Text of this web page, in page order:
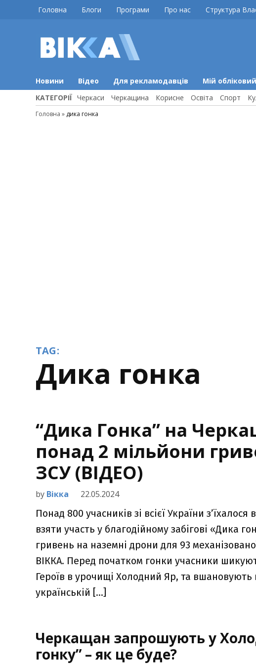
Головна Блоги Програми Про нас Структура
Новини Відео Для рекламодавців Мій
КАТЕГОРІЇ Черкаси Черкащина Корисне Освіта Спорт
Головна » дика гонка
TAG:
дика гонка
“Дика Гонка” на
понад 2 мільйони
ЗСУ (ВІДЕО)
by Вікка 22.05.2024
Понад 800 учасників зі всієї України
взяти участь у благодійному забігові «Дика
гривень на наземні дрони для 93
ВІККА. Перед початком гонки учасники
Героїв в урочищі Холодний Яр, та вшановують
українській […]
Черкащан запрошують у
гонку” – як це буде?